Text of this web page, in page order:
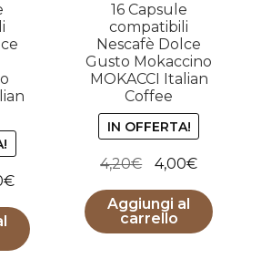
€Il
prezzo
attuale
è:
16 Capsule
compatibili
Nescafè Dolce
Gusto Mokaccino
MOKACCI Italian
Coffee
IN OFFERTA!
4,20€
prezzo
originale
era:
4,00€Il
attuale
è:
Aggiungi al
carrello